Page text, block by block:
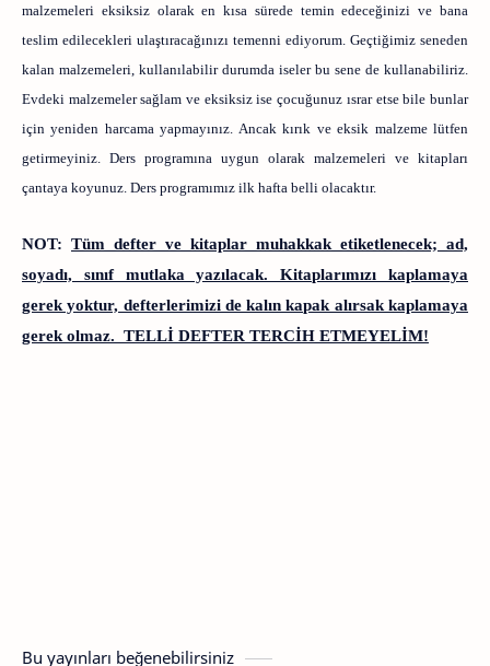
malzemeleri eksiksiz olarak en kısa sürede temin edeceğinizi ve bana
teslim edilecekleri ulaştıracağınızı temenni ediyorum. Geçtiğimiz seneden
kalan malzemeleri, kullanılabilir durumda iseler bu sene de kullanabiliriz.
Evdeki malzemeler sağlam ve eksiksiz ise çocuğunuz ısrar etse bile bunlar
için yeniden harcama yapmayınız. Ancak kırık ve eksik malzeme lütfen
getirmeyiniz. Ders programına uygun olarak malzemeleri ve kitapları
çantaya koyunuz. Ders programımız ilk hafta belli olacaktır.
NOT: Tüm defter ve kitaplar muhakkak etiketlenecek; ad,
soyadı, sınıf mutlaka yazılacak. Kitaplarımızı kaplamaya
gerek yoktur, defterlerimizi de kalın kapak alırsak kaplamaya
gerek olmaz. TELLİ DEFTER TERCİH ETMEYELİM!
Bu yayınları beğenebilirsiniz